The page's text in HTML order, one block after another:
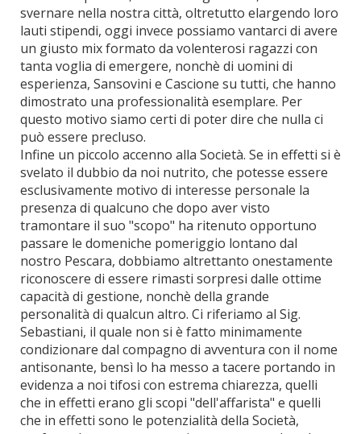
svernare nella nostra città, oltretutto elargendo loro
lauti stipendi, oggi invece possiamo vantarci di avere
un giusto mix formato da volenterosi ragazzi con
tanta voglia di emergere, nonchè di uomini di
esperienza, Sansovini e Cascione su tutti, che hanno
dimostrato una professionalità esemplare. Per
questo motivo siamo certi di poter dire che nulla ci
può essere precluso.
Infine un piccolo accenno alla Società. Se in effetti si è
svelato il dubbio da noi nutrito, che potesse essere
esclusivamente motivo di interesse personale la
presenza di qualcuno che dopo aver visto
tramontare il suo "scopo" ha ritenuto opportuno
passare le domeniche pomeriggio lontano dal
nostro Pescara, dobbiamo altrettanto onestamente
riconoscere di essere rimasti sorpresi dalle ottime
capacità di gestione, nonchè della grande
personalità di qualcun altro. Ci riferiamo al Sig.
Sebastiani, il quale non si è fatto minimamente
condizionare dal compagno di avventura con il nome
antisonante, bensì lo ha messo a tacere portando in
evidenza a noi tifosi con estrema chiarezza, quelli
che in effetti erano gli scopi "dell'affarista" e quelli
che in effetti sono le potenzialità della Società,